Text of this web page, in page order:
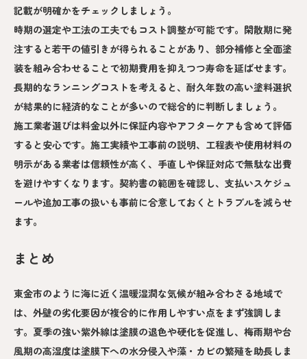
記載が明確かをチェックしましょう。
時期の選定や工法の工夫でもコスト調整が可能です。閑散期に発
注すると若干の値引きが得られることがあり、部分補修と全面塗
装を組み合わせることで初期費用を抑えつつ寿命を延ばせます。
長期的なランニングコストを考えると、耐久年数の高い塗料選択
が結果的に経済的なことが多いので総合的に判断しましょう。
施工業者選びは料金以外に保証内容やアフターケアも含めて評価
すると安心です。施工実績や工事前の説明、工程表や使用材料の
明示がある業者は信頼性が高く、手直しや保証対応で無駄な出費
を避けやすくなります。契約書の範囲を確認し、支払いスケジュ
ールや追加工事の扱いも事前に合意しておくとトラブルを減らせ
ます。
まとめ
東金市のように海に近く温暖湿潤な気候が組み合わさる地域で
は、外壁の劣化要因が複合的に作用しやすい点をまず強調しま
す。夏季の強い紫外線は塗膜の退色や硬化を促進し、梅雨期や台
風期の高湿度は塗膜下への水分侵入や藻・カビの繁殖を助長しま